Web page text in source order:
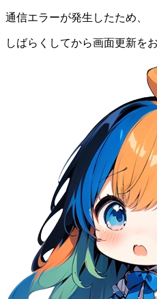
通信エラーが発生したため、
しばらくしてから画面更新を